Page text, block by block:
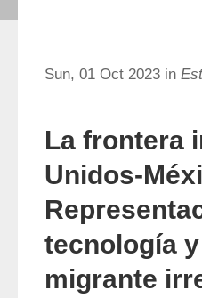
Sun, 01 Oct 2023 in
La frontera
Unidos-
tecnología
migrante